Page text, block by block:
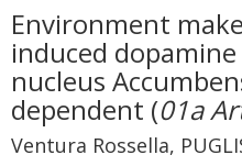
Environment
induced
nucleus
dependent (01a
Ventura Rossella,